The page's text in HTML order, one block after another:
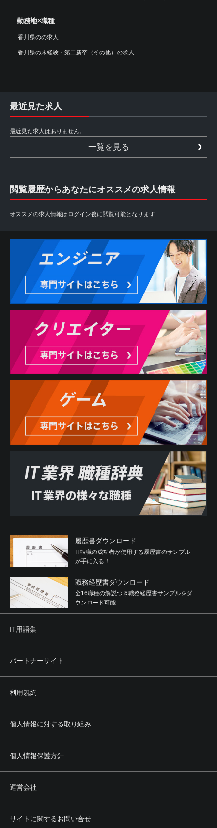
勤務地×職種
香川県のの求人
香川県の未経験・第二新卒（その他）の求人
最近見た求人
最近見た求人はありません。
一覧を見る
閲覧履歴からあなたにオススメの求人情報
オススメの求人情報はログイン後に閲覧可能となります
履歴書ダウンロード
IT転職の成功者が使用する履歴書のサンプル
が手に入る！
職務経歴書ダウンロード
全16職種の解説つき職務経歴書サンプルをダ
ウンロード可能
IT用語集
パートナーサイト
利用規約
個人情報に対する取り組み
個人情報保護方針
運営会社
サイトに関するお問い合せ